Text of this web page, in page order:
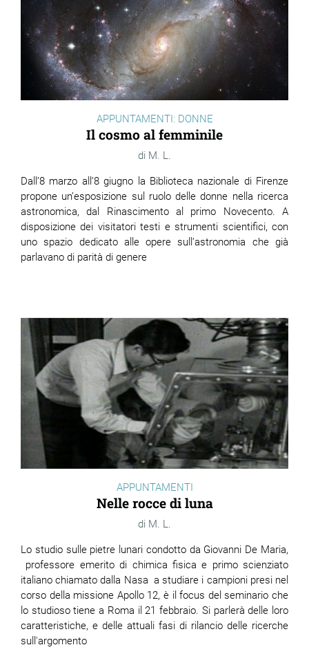
APPUNTAMENTI: DONNE
Il cosmo al femminile
M. L.
Dall’8 marzo all’8 giugno la Biblioteca nazionale di Firenze
propone un’esposizione sul ruolo delle donne nella ricerca
astronomica, dal Rinascimento al primo Novecento. A
disposizione dei visitatori testi e strumenti scientifici, con
uno spazio dedicato alle opere sull’astronomia che già
parlavano di parità di genere
APPUNTAMENTI
Nelle rocce di luna
M. L.
Lo studio sulle pietre lunari condotto da Giovanni De Maria,
professore emerito di chimica fisica e primo scienziato
italiano chiamato dalla Nasa a studiare i campioni presi nel
corso della missione Apollo 12, è il focus del seminario che
lo studioso tiene a Roma il 21 febbraio. Si parlerà delle loro
caratteristiche, e delle attuali fasi di rilancio delle ricerche
sull'argomento